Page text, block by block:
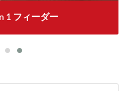
1 フィーダー